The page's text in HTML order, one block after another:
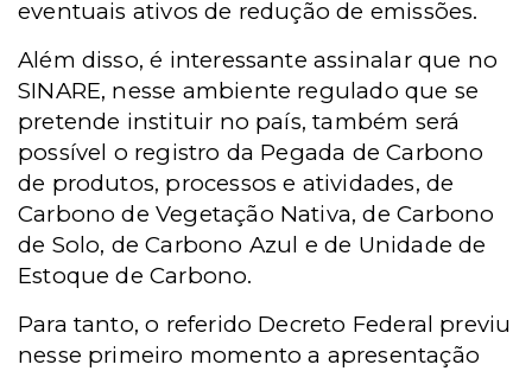
eventuais ativos de redução de emissões.
Além disso, é interessante assinalar que no
SINARE, nesse ambiente regulado que se
pretende instituir no país, também será
possível o registro da Pegada de Carbono
de produtos, processos e atividades, de
Carbono de Vegetação Nativa, de Carbono
de Solo, de Carbono Azul e de Unidade de
Estoque de Carbono.
Para tanto, o referido Decreto Federal previu
nesse primeiro momento a apresentação